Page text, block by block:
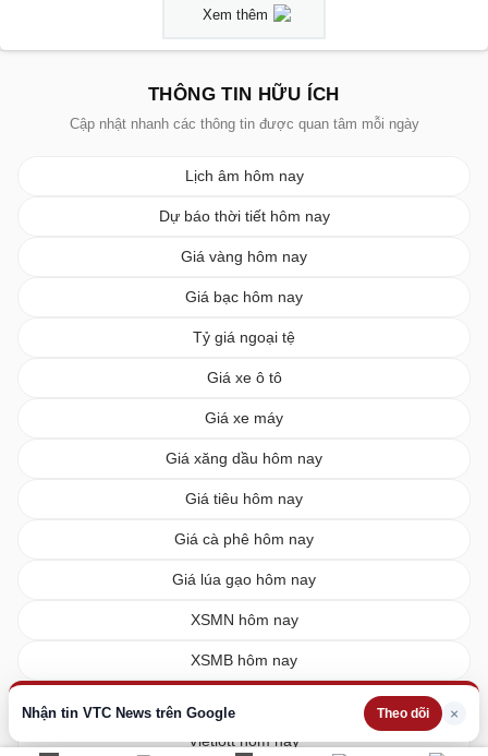
Nhận tin VTC News trên Google Theo dõi ×
Xem thêm
THÔNG TIN HỮU ÍCH
Cập nhật nhanh các thông tin được quan tâm mỗi ngày
Lịch âm hôm nay
Dự báo thời tiết hôm nay
Giá vàng hôm nay
Giá bạc hôm nay
Tỷ giá ngoại tệ
Giá xe ô tô
Giá xe máy
Giá xăng dầu hôm nay
Giá tiêu hôm nay
Giá cà phê hôm nay
Giá lúa gạo hôm nay
XSMN hôm nay
XSMB hôm nay
Vietlott hôm nay